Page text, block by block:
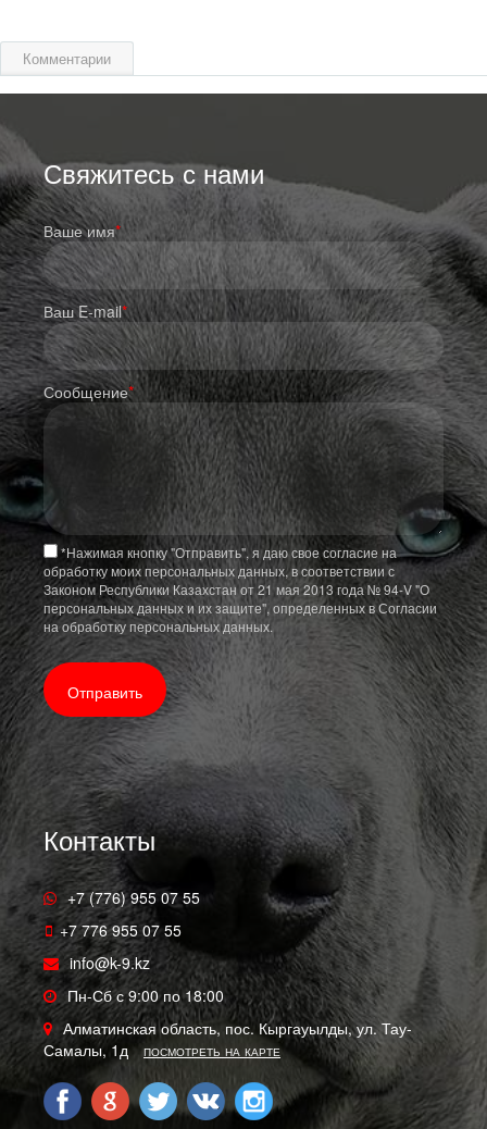
Комментарии
Свяжитесь с нами
Ваше имя*
Ваш E-mail*
Сообщение*
*Нажимая кнопку "Отправить", я даю свое согласие на
обработку моих персональных данных, в соответствии с
Законом Республики Казахстан от 21 мая 2013 года № 94-V "О
персональных данных и их защите", определенных в Согласии
на обработку персональных данных.
Контакты
+7 (776) 955 07 55
+7 776 955 07 55
info@k-9.kz
Пн-Сб с 9:00 по 18:00
Алматинская область, пос. Кыргауылды, ул. Тау-
Самалы, 1д
посмотреть на карте